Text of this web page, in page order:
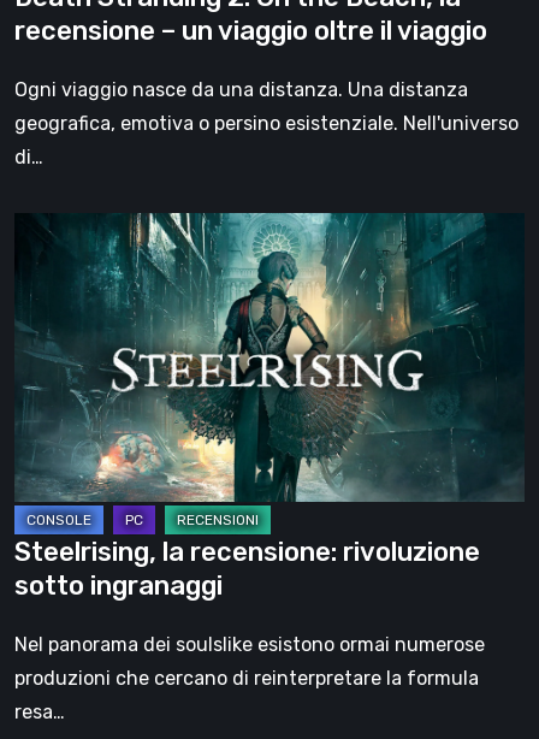
viaggio
oltre
il
recensione – un viaggio oltre il viaggio
Ogni viaggio nasce da una distanza. Una distanza
geografica, emotiva o persino esistenziale. Nell'universo
di…
Steelrising,
recensione:
rivoluzione
sotto
ingranaggi
Steelrising, la recensione: rivoluzione
sotto ingranaggi
Nel panorama dei soulslike esistono ormai numerose
produzioni che cercano di reinterpretare la formula
resa…